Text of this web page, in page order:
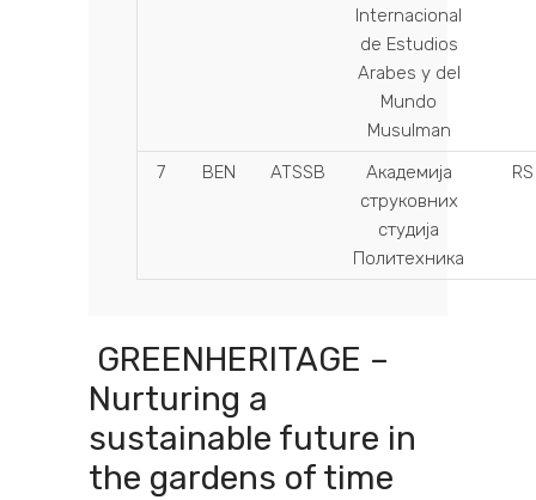
Internacional
de Estudios
Arabes y del
Mundo
Musulman
7 BEN ATSSB
Академија
струковних
студија
Политехника
RS
GREENHERITAGE –
Nurturing a
sustainable future in
the gardens of time